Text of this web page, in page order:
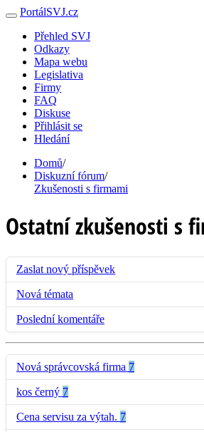
PortálSVJ.cz
Přehled SVJ
Odkazy
Mapa webu
Legislativa
Firmy
FAQ
Diskuse
Přihlásit se
Hledání
Domů/
Diskuzní fórum/
Zkušenosti s firmami
Ostatní zkušenosti s
Zaslat nový příspěvek
Nová témata
Poslední komentáře
Nová správcovská firma 7
kos černý 7
Cena servisu za výtah. 7